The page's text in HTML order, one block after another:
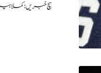
سچ خبریں: کملا